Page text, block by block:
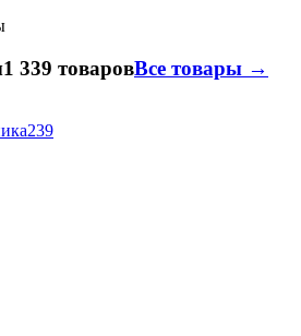
1 339 товаровВсе товары →
239